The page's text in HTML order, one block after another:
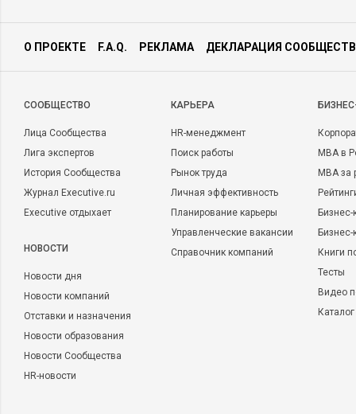
О ПРОЕКТЕ F.A.Q. РЕКЛАМА ДЕКЛАРАЦИЯ
CООБЩЕСТВО
Лица Сообщества
Лига экспертов
История Сообщества
Журнал Executive.ru
Executive отдыхает
НОВОСТИ
Новости дня
Новости компаний
Отставки и назначения
Новости образования
Новости Сообщества
HR-новости
КАРЬЕРА
HR-менеджмент
Поиск работы
Рынок труда
Личная эффективность
Планирование карьеры
Управленческие вакансии
Справочник компаний
MBA в
MBA
Бизнес-
Книги
Тесты
Видео